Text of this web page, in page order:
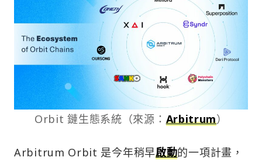
Orbit 鏈生態系統（來源： Arbitrum）
Arbitrum Orbit 是今年稍早啟動的一項計畫，